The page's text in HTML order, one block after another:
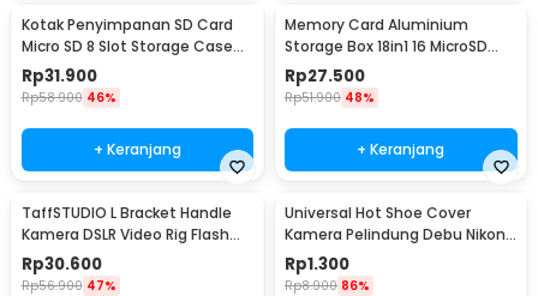
Kotak Penyimpanan SD Card
Micro SD 8 Slot Storage Case
Anti Benturan - 421
Rp31.900
Rp58.900 46%
+ Keranjang
Memory Card Aluminium
Storage Box 18in1 16 MicroSD
and 2 SD Card - JJC
Rp27.500
Rp51.900 48%
+ Keranjang
TaffSTUDIO L Bracket Handle
Kamera DSLR Video Rig Flash
Light Mount - XDV-1
Rp30.600
Rp56.900 47%
Universal Hot Shoe Cover
Kamera Pelindung Debu Nikon
Canon BS-1 - JT152
Rp1.300
Rp8.900 86%